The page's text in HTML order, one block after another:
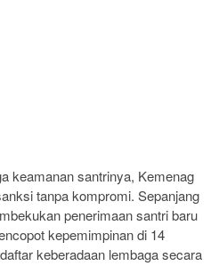
keamanan santrinya, Kemenag
tanpa kompromi. Sepanjang
penerimaan santri baru
kepemimpinan di 14
keberadaan lembaga secara